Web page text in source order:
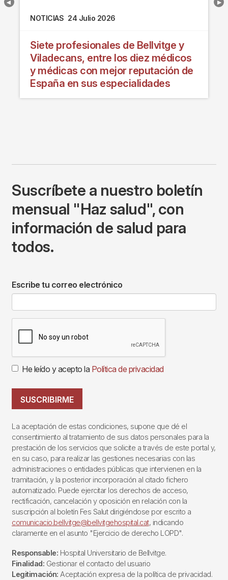
NOTICIAS 24 Julio 2026
Siete profesionales de Bellvitge y
Viladecans, entre los diez médicos
y médicas con mejor reputación de
España en sus especialidades
Suscríbete a nuestro boletín
mensual "Haz salud", con
información de salud para
todos.
Escribe tu correo electrónico
He leído y acepto la Política de privacidad
SUSCRIBIRME
La aceptación de estas condiciones, supone que dé el
consentimiento al tratamiento de sus datos personales para la
prestación de los servicios que solicite a través de este portal y,
en su caso, para realizar las gestiones necesarias con las
administraciones o entidades públicas que intervienen en la
tramitación, y la posterior incorporación al citado fichero
automatizado. Puede ejercitar los derechos de acceso,
rectificación, cancelación y oposición en relación con la
suscripción al boletín Fes Salut dirigiéndose por escrito a
comunicacio.bellvitge@bellvitgehospital.cat, indicando
claramente en el asunto "Ejercicio de derecho LOPD".
Responsable: Hospital Universitario de Bellvitge.
Finalidad: Gestionar el contacto del usuario
Legitimación: Aceptación expresa de la política de privacidad.